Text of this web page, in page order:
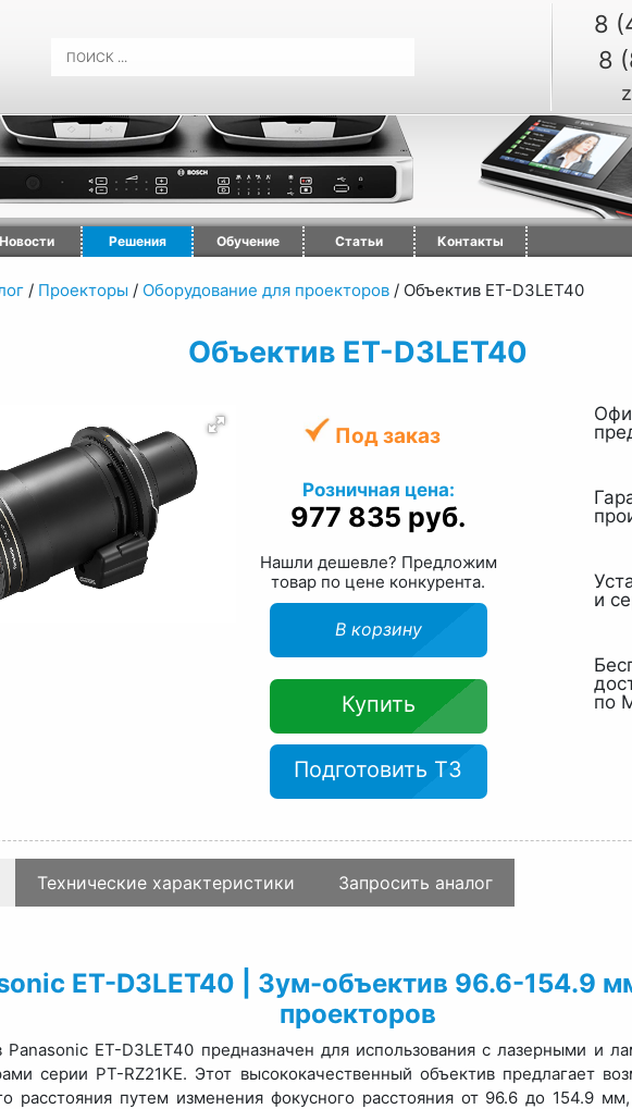
8
8
Новости Решения Обучение Статьи Контакты
/ Проекторы / Оборудование для проекторов / Объектив ET-D3LET40
Объектив ET-D3LET40
Под заказ
Розничная цена:
977 835 руб.
Нашли дешевле? Предложим
товар по цене конкурента.
В корзину
Купить
Подготовить ТЗ
и
по
Технические характеристики Запросить аналог
ET-D3LET40 | Зум-объектив 96.6-154.9
проекторов
Panasonic ET-D3LET40 предназначен для использования с лазерными и
серии PT-RZ21KE. Этот высококачественный объектив предлагает
расстояния путем изменения фокусного расстояния от 96.6 до 154.9